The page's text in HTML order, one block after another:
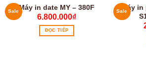
SaleMáy in date MY – 380F
6.800.000₫
ĐỌC TIẾP
SaleMáy